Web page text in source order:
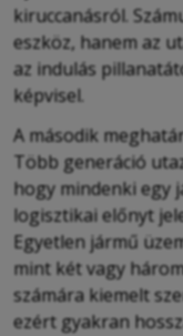
kiruccanásról.
eszköz, hanem az
az indulás
képvisel.
A második
Több generáció
hogy mindenki egy
logisztikai előnyt
Egyetlen jármű
mint két vagy
számára kiemelt
ezért gyakran